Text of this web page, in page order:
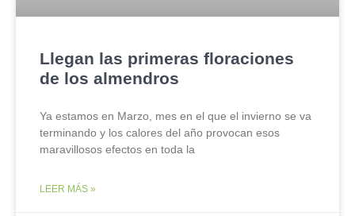
Llegan las primeras floraciones
de los almendros
Ya estamos en Marzo, mes en el que el invierno se va
terminando y los calores del año provocan esos
maravillosos efectos en toda la
LEER MÁS »